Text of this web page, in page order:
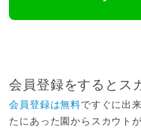
会員登録をするとス
会員登録は無料ですぐに出
たにあった園からスカウトが